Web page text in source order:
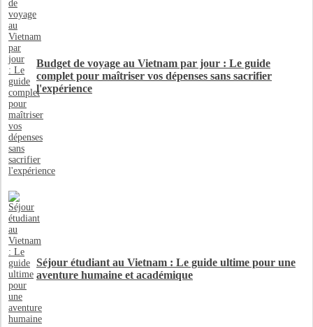
Budget de voyage au Vietnam par jour : Le guide
complet pour maîtriser vos dépenses sans sacrifier
l'expérience
Séjour étudiant au Vietnam : Le guide ultime pour une
aventure humaine et académique